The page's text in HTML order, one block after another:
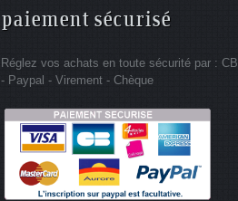
paiement sécurisé
Réglez vos achats en toute sécurité par : CB
- Paypal - Virement - Chèque